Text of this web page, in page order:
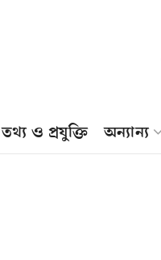
তথ্য ও প্রযুক্তি অন্যান্য